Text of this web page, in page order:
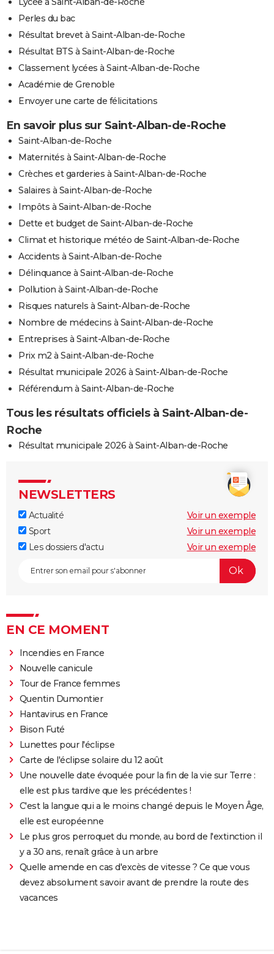
Perles du bac
Résultat brevet à Saint-Alban-de-Roche
Résultat BTS à Saint-Alban-de-Roche
Classement lycées à Saint-Alban-de-Roche
Académie de Grenoble
Envoyer une carte de félicitations
En savoir plus sur Saint-Alban-de-Roche
Saint-Alban-de-Roche
Maternités à Saint-Alban-de-Roche
Crèches et garderies à Saint-Alban-de-Roche
Salaires à Saint-Alban-de-Roche
Impôts à Saint-Alban-de-Roche
Dette et budget de Saint-Alban-de-Roche
Climat et historique météo de Saint-Alban-de-Roche
Accidents à Saint-Alban-de-Roche
Délinquance à Saint-Alban-de-Roche
Pollution à Saint-Alban-de-Roche
Risques naturels à Saint-Alban-de-Roche
Nombre de médecins à Saint-Alban-de-Roche
Entreprises à Saint-Alban-de-Roche
Prix m2 à Saint-Alban-de-Roche
Résultat municipale 2026 à Saint-Alban-de-Roche
Référendum à Saint-Alban-de-Roche
Tous les résultats officiels à Saint-Alban-de-
Roche
Résultat municipale 2026 à Saint-Alban-de-Roche
NEWSLETTERS
Actualité
Voir un exemple
Sport
Voir un exemple
Les dossiers d'actu
Voir un exemple
EN CE MOMENT
Incendies en France
Nouvelle canicule
Tour de France femmes
Quentin Dumontier
Hantavirus en France
Bison Futé
Lunettes pour l'éclipse
Carte de l'éclipse solaire du 12 août
Une nouvelle date évoquée pour la fin de la vie sur Terre :
elle est plus tardive que les précédentes !
C'est la langue qui a le moins changé depuis le Moyen Âge,
elle est européenne
Le plus gros perroquet du monde, au bord de l'extinction il
y a 30 ans, renaît grâce à un arbre
Quelle amende en cas d'excès de vitesse ? Ce que vous
devez absolument savoir avant de prendre la route des
vacances